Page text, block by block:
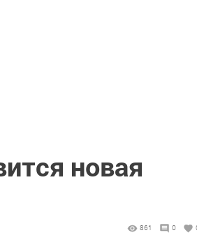
новая
861 0